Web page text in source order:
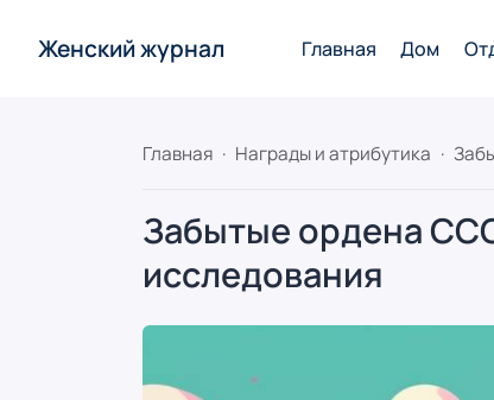
Женский журнал Главная Дом
Главная Награды и атрибутика
Забытые ордена
исследования